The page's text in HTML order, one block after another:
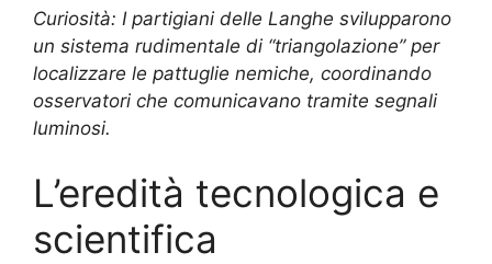
Curiosità: I partigiani delle Langhe svilupparono
un sistema rudimentale di “triangolazione” per
localizzare le pattuglie nemiche, coordinando
osservatori che comunicavano tramite segnali
luminosi.
L’eredità tecnologica e
scientifica